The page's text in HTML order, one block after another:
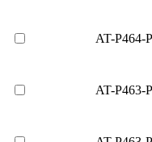
AT-P464-
AT-P463-